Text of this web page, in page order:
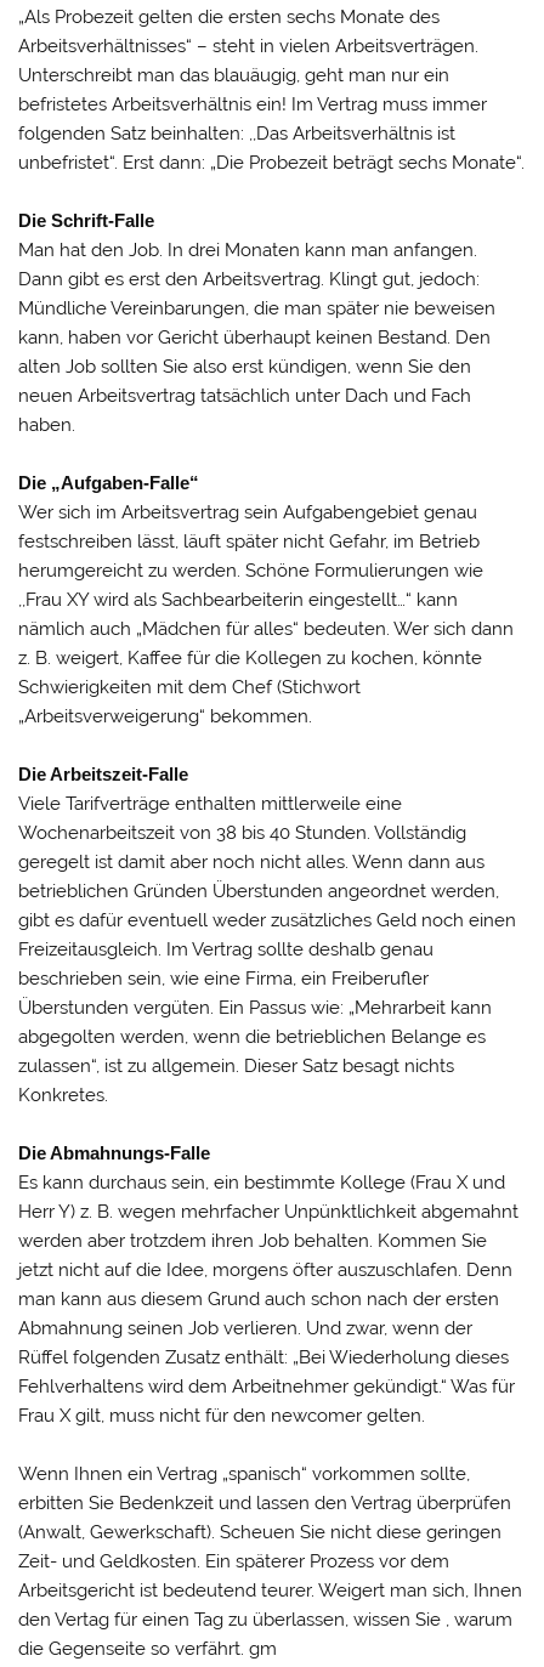
„Als Probezeit gelten die ersten sechs Monate des
Arbeitsverhältnisses“ – steht in vielen Arbeitsverträgen.
Unterschreibt man das blauäugig, geht man nur ein
befristetes Arbeitsverhältnis ein! Im Vertrag muss immer
folgenden Satz beinhalten: ,,Das Arbeitsverhältnis ist
unbefristet“. Erst dann: „Die Probezeit beträgt sechs Monate“.
Die Schrift-Falle
Man hat den Job. In drei Monaten kann man anfangen.
Dann gibt es erst den Arbeitsvertrag. Klingt gut, jedoch:
Mündliche Vereinbarungen, die man später nie beweisen
kann, haben vor Gericht überhaupt keinen Bestand. Den
alten Job sollten Sie also erst kündigen, wenn Sie den
neuen Arbeitsvertrag tatsächlich unter Dach und Fach
haben.
Die „Aufgaben-Falle“
Wer sich im Arbeitsvertrag sein Aufgabengebiet genau
festschreiben lässt, läuft später nicht Gefahr, im Betrieb
herumgereicht zu werden. Schöne Formulierungen wie
,,Frau XY wird als Sachbearbeiterin eingestellt…“ kann
nämlich auch „Mädchen für alles“ bedeuten. Wer sich dann
z. B. weigert, Kaffee für die Kollegen zu kochen, könnte
Schwierigkeiten mit dem Chef (Stichwort
„Arbeitsverweigerung“ bekommen.
Die Arbeitszeit-Falle
Viele Tarifverträge enthalten mittlerweile eine
Wochenarbeitszeit von 38 bis 40 Stunden. Vollständig
geregelt ist damit aber noch nicht alles. Wenn dann aus
betrieblichen Gründen Überstunden angeordnet werden,
gibt es dafür eventuell weder zusätzliches Geld noch einen
Freizeitausgleich. Im Vertrag sollte deshalb genau
beschrieben sein, wie eine Firma, ein Freiberufler
Überstunden vergüten. Ein Passus wie: „Mehrarbeit kann
abgegolten werden, wenn die betrieblichen Belange es
zulassen“, ist zu allgemein. Dieser Satz besagt nichts
Konkretes.
Die Abmahnungs-Falle
Es kann durchaus sein, ein bestimmte Kollege (Frau X und
Herr Y) z. B. wegen mehrfacher Unpünktlichkeit abgemahnt
werden aber trotzdem ihren Job behalten. Kommen Sie
jetzt nicht auf die Idee, morgens öfter auszuschlafen. Denn
man kann aus diesem Grund auch schon nach der ersten
Abmahnung seinen Job verlieren. Und zwar, wenn der
Rüffel folgenden Zusatz enthält: „Bei Wiederholung dieses
Fehlverhaltens wird dem Arbeitnehmer gekündigt.“ Was für
Frau X gilt, muss nicht für den newcomer gelten.
Wenn Ihnen ein Vertrag „spanisch“ vorkommen sollte,
erbitten Sie Bedenkzeit und lassen den Vertrag überprüfen
(Anwalt, Gewerkschaft). Scheuen Sie nicht diese geringen
Zeit- und Geldkosten. Ein späterer Prozess vor dem
Arbeitsgericht ist bedeutend teurer. Weigert man sich, Ihnen
den Vertag für einen Tag zu überlassen, wissen Sie , warum
die Gegenseite so verfährt. gm